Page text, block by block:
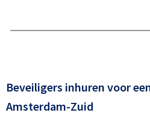
Beveiligers inhuren voor
Amsterdam-Zuid